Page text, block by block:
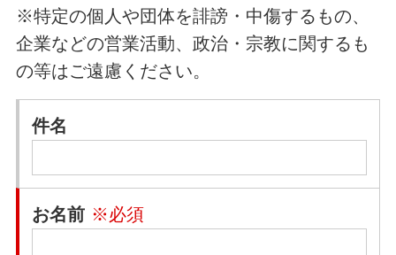
※特定の個人や団体を誹謗・中傷するもの、
企業などの営業活動、政治・宗教に関するも
の等はご遠慮ください。
件名
お名前 ※必須